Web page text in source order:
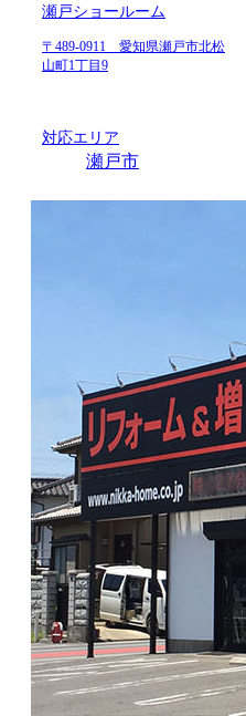
瀬戸ショールーム
〒489-0911 愛知県瀬戸市北松
山町1丁目9
対応エリア
瀬戸市